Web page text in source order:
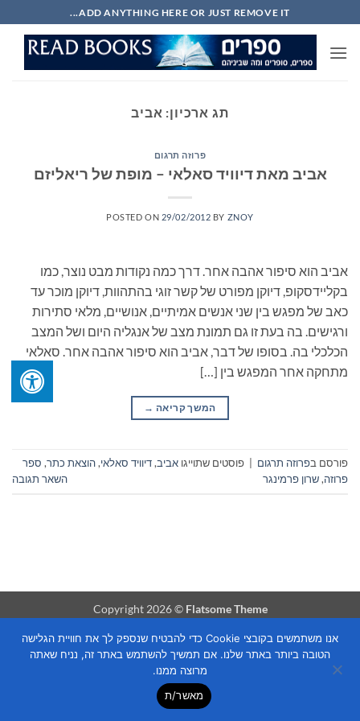
to
content
ADD ANYTHING HERE OR JUST REMOVE IT...
תג ארכיון: אביב
פרוזה תרגום
אביב מאת דיוויד סאלאי – מופת של ריאליזם
POSTED ON 29/02/2012 BY ZNOY
אביב הוא סיפור אהבה אחר. דרך כמה נקודות מבט נוצר, כמו
בקליידסקופ, דיוקן מפורט של קשר זוגי בהתהוות, דיוקן מוכר עד
כאב של מפגש בין שני אנשים אמיתיים, אנושיים, מלאי סתירות
ורגישים. בה בעת זו גם תמונת מצב של אנגליה היום ושל המצב
הכלכלי בה. בסופו של דבר, אביב הוא סיפור אהבה אחר. סאלאי
מתחקה אחר המפגש בין […]
המשך קריאה →
פורסם בפרוזה תרגום פוסטים שתוייגו אביב,דיוויד סאלאי,הוצאת כתר, ספר
פרוזה,שרון פרמינגר השאר תגובה
Copyright 2026 © Flatsome Theme
אנו משתמשים בקובצי Cookie כדי להבטיח שנספק לך את חוויית הגלישה
הטובה ביותר באתר שלנו. אם תמשיך להשתמש באתר זה, נניח שאתה
מרוצה ממנו.
מאשר/ת